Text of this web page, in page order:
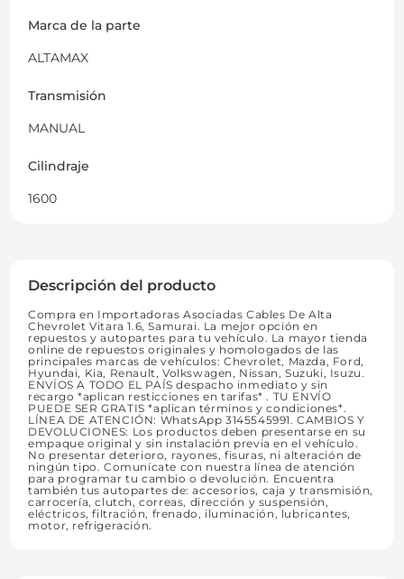
Marca de la parte
ALTAMAX
Transmisión
MANUAL
Cilindraje
1600
Descripción del producto
Compra en Importadoras Asociadas Cables De Alta
Chevrolet Vitara 1.6, Samurai. La mejor opción en
repuestos y autopartes para tu vehículo. La mayor tienda
online de repuestos originales y homologados de las
principales marcas de vehículos: Chevrolet, Mazda, Ford,
Hyundai, Kia, Renault, Volkswagen, Nissan, Suzuki, Isuzu.
ENVÍOS A TODO EL PAÍS despacho inmediato y sin
recargo *aplican resticciones en tarifas* . TU ENVÍO
PUEDE SER GRATIS *aplican términos y condiciones*.
LÍNEA DE ATENCIÓN: WhatsApp 3145545991. CAMBIOS Y
DEVOLUCIONES: Los productos deben presentarse en su
empaque original y sin instalación previa en el vehículo.
No presentar deterioro, rayones, fisuras, ni alteración de
ningún tipo. Comunícate con nuestra línea de atención
para programar tu cambio o devolución. Encuentra
también tus autopartes de: accesorios, caja y transmisión,
carrocería, clutch, correas, dirección y suspensión,
eléctricos, filtración, frenado, iluminación, lubricantes,
motor, refrigeración.